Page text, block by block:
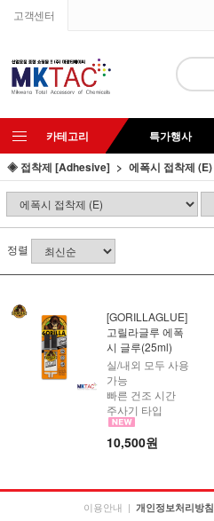
고객센터
카테고리 특가행사
◈ 접착제 [Adhesive]
에폭시 접착제 (E)
정렬
[GORILLAGLUE]
고릴라글루 에폭
시 글루(25ml)
실/내외 모두 사용
가능
빠른 건조 시간
주사기 타입
10,500원
이용안내 | 개인정보처리방침